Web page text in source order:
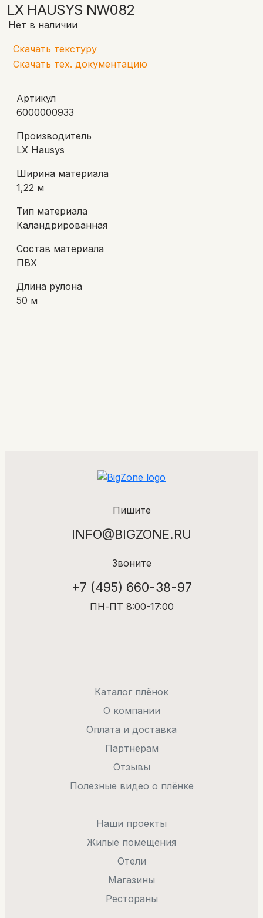
LX HAUSYS NW082
Нет в наличии
Скачать текстуру
Скачать тех. документацию
Артикул
6000000933
Производитель
LX Hausys
Ширина материала
1,22 м
Тип материала
Каландрированная
Состав материала
ПВХ
Длина рулона
50 м
Пишите
INFO@BIGZONE.RU
Звоните
+7 (495) 660-38-97
ПН-ПТ 8:00-17:00
Каталог плёнок
О компании
Оплата и доставка
Партнёрам
Отзывы
Полезные видео о плёнке
Наши проекты
Жилые помещения
Отели
Магазины
Рестораны